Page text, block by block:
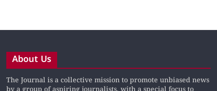
About Us
The Journal is a collective mission to promote unbiased news